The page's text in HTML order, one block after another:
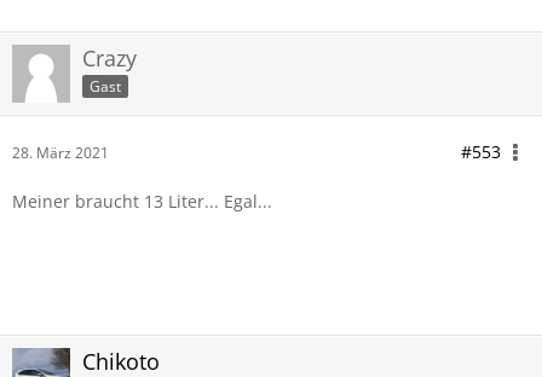
Crazy
Gast
28. März 2021 #553
Meiner braucht 13 Liter... Egal...
Chikoto